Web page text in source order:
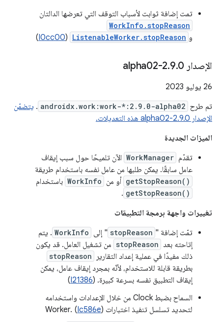
تمت إضافة ثوابت لأسباب التوقف التي تعرضها الدالتان
WorkInfo.stopReason
و ListenableWorker.stopReason
(
I0cc00
)
الإصدار 2 .9.0-alpha02
‫26 يوليو 2023
تم طرح androidx.work:work-*:2.9.0-alpha02
. يتضمّن
الإصدار 2.9.0-alpha02 هذه التعديلات.
الميزات الجديدة
تقدّم WorkManager الآن تلميحًا حول سبب إيقاف
عامل سابقًا. يمكن طلبها من عامل نفسه باستخدام طريقة
getStopReason() أو من WorkInfo باستخدام
getStopReason()
.
تغييرات واجهة برمجة التطبيقات
تمّت إضافة " stopReason " إلى WorkInfo . يتم
إتاحته بعد stopReason من تشغيل العامل. قد يكون
ذلك مفيدًا في عملية إعداد التقارير
stopReason
بطريقة قابلة للاستخدام، لأنّه بمجرد إيقاف عامل، يمكن
إيقاف التطبيق نفسه بسرعة كبيرة. (I21386
)
السماح بضبط Clock من خلال الإعدادات واستخدامه
لتحديد تسلسل تنفيذ اختبارات Worker. ( Ic586e)